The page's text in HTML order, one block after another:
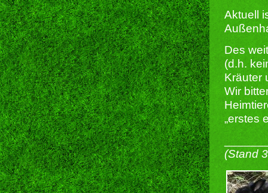
Aktuell
Des
(d.h.
Kräuter
Wir
„erstes
(Stand